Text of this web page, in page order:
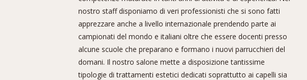
nostro staff disponiamo di veri professionisti che si sono fatti
apprezzare anche a livello internazionale prendendo parte ai
campionati del mondo e italiani oltre che essere docenti presso
alcune scuole che preparano e formano i nuovi parrucchieri del
domani. Il nostro salone mette a disposizione tantissime
tipologie di trattamenti estetici dedicati soprattutto ai capelli sia